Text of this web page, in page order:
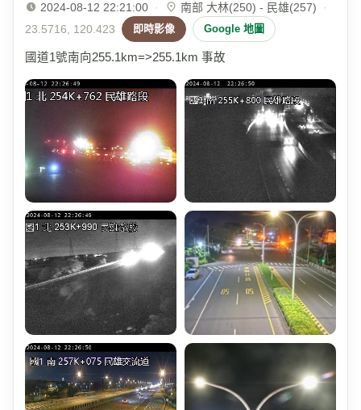
2024-08-12 22:21:00 · 南部 大林(250) - 民雄(257)
·
23.5716, 120.423
即時影像 Google 地圖
國道1號南向255.1km=>255.1km 事故